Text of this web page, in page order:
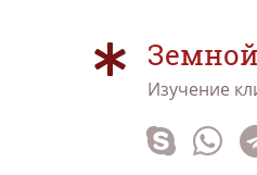
Изучение